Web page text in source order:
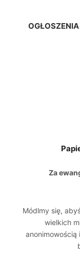
Za
Módlmy się,
wielkich